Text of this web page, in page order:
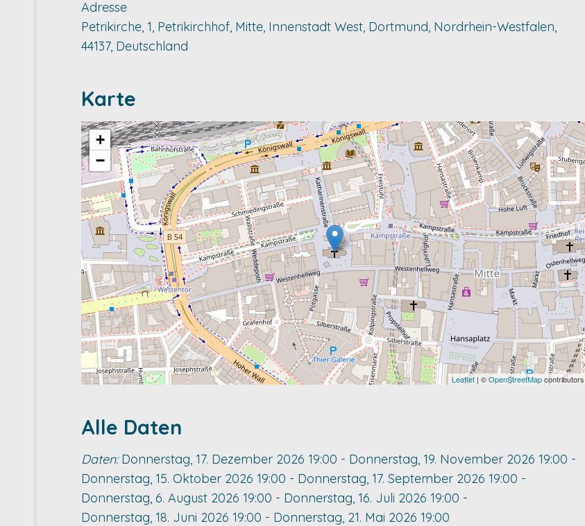
Adresse
Petrikirche, 1, Petrikirchhof, Mitte, Innenstadt West, Dortmund, Nordrhein-Westfalen,
44137, Deutschland
Karte
+
−
Leaflet | ©OpenStreetMapcontributors
Alle Daten
Daten:Donnerstag, 17. Dezember 2026 19:00 - Donnerstag, 19. November 2026 19:00 -
Donnerstag, 15. Oktober 2026 19:00 - Donnerstag, 17. September 2026 19:00 -
Donnerstag, 6. August 2026 19:00 - Donnerstag, 16. Juli 2026 19:00 -
Donnerstag, 18. Juni 2026 19:00 - Donnerstag, 21. Mai 2026 19:00